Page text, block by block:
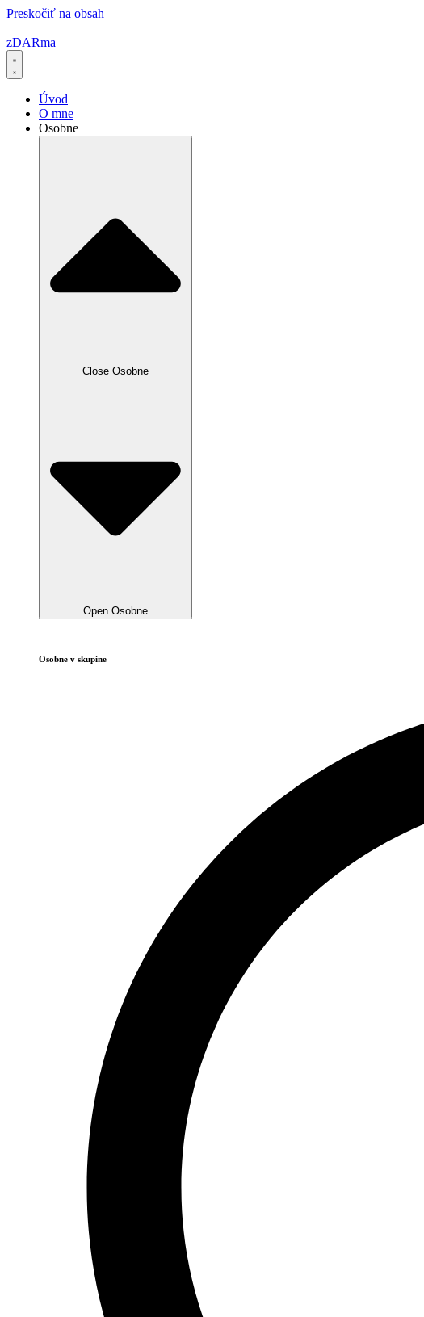
Preskočiť na obsah
zDARma
Úvod
O mne
Osobne
Close Osobne
Open Osobne
Osobne v skupine